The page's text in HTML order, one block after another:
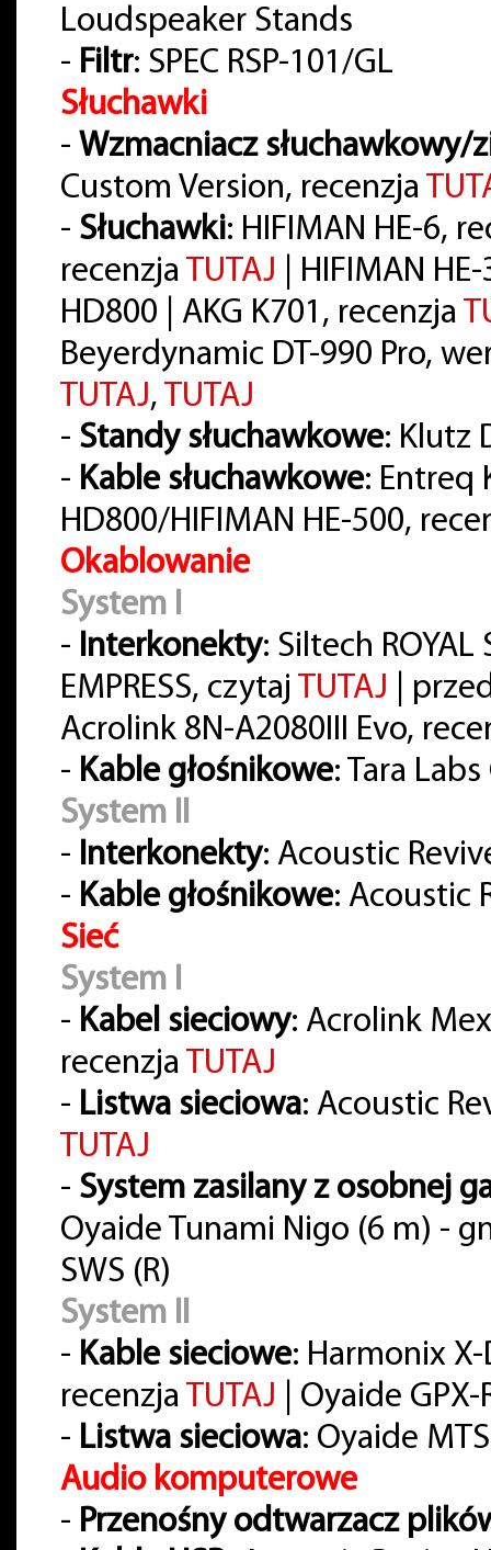
Loudspeaker Stands
- Filtr: SPEC RSP-101/GL
Słuchawki
- Wzmacniacz słuchawkowy/
Custom Version, recenzja
- Słuchawki: HIFIMAN HE-6,
recenzja TUTAJ | HIFIMAN
HD800 | AKG K701, recenzja
Beyerdynamic DT-990 Pro,
TUTAJ, TUTAJ
- Standy słuchawkowe: Klutz
- Kable słuchawkowe: Entreq
HD800/HIFIMAN HE-500,
Okablowanie
System I
- Interkonekty: Siltech ROYAL
EMPRESS, czytaj TUTAJ |
Acrolink 8N-A2080III Evo,
- Kable głośnikowe: Tara
System II
- Interkonekty: Acoustic
- Kable głośnikowe: Acoustic
Sieć
System I
- Kabel sieciowy: Acrolink
recenzja TUTAJ
- Listwa sieciowa: Acoustic
TUTAJ
- System zasilany z osobnej
Oyaide Tunami Nigo (6 m) -
SWS (R)
System II
- Kable sieciowe: Harmonix
recenzja TUTAJ | Oyaide
- Listwa sieciowa: Oyaide
Audio komputerowe
- Przenośny odtwarzacz